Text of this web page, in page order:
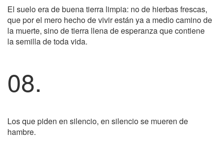
El suelo era de buena tierra limpia: no de hierbas frescas,
que por el mero hecho de vivir están ya a medio camino de
la muerte, sino de tierra llena de esperanza que contiene
la semilla de toda vida.
08.
Los que piden en silencio, en silencio se mueren de
hambre.